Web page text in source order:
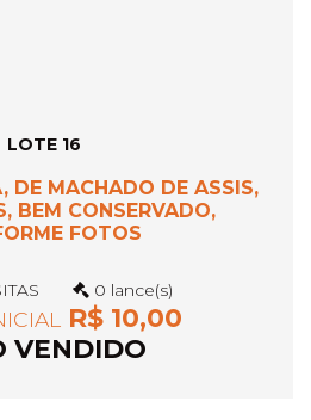
LOTE 16
DE MACHADO DE ASSIS,
BEM CONSERVADO,
FOTOS
0 lance(s)
R$ 10,00
VENDIDO